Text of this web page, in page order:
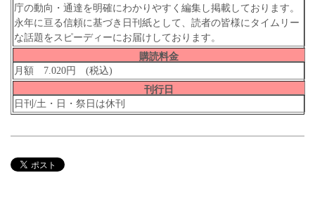
庁の動向・通達を明確にわかりやすく編集し掲載しております。
永年に亘る信頼に基づき日刊紙として、読者の皆様にタイムリー
な話題をスピーディーにお届けしております。
購読料金
月額 7.020円 (税込)
刊行日
日刊/土・日・祭日は休刊